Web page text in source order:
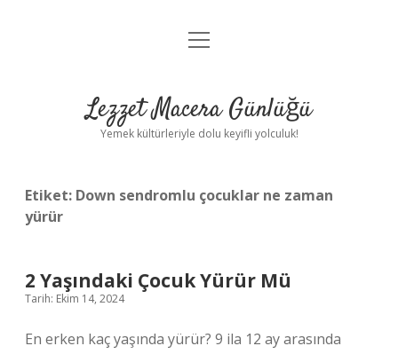
Anasayfa
Yasal Uyarı
menüyü
Lezzet Macera Günlüğü
Yemek kültürleriyle dolu keyifli yolculuk!
Etiket: Down sendromlu çocuklar ne zaman
yürür
2 Yaşındaki Çocuk Yürür Mü
Tarih: Ekim 14, 2024
En erken kaç yaşında yürür? 9 ila 12 ay arasında